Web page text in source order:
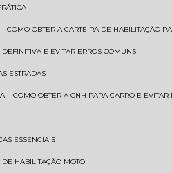
COMO OBTER A CARTEIRA DE HABILITAÇÃO
DEFINITIVA E EVITAR ERROS COMUNS
ESTRADAS
COMO OBTER A CNH PARA CARRO E
ESSENCIAIS
DE HABILITAÇÃO MOTO